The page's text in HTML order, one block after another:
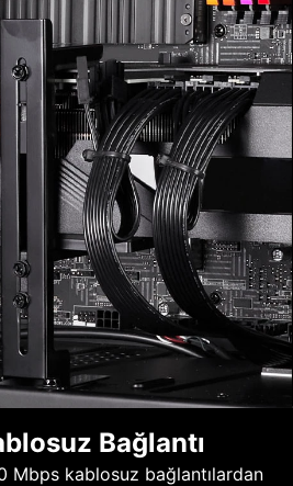
Bağlantı
Mbps kablosuz bağlantılardan